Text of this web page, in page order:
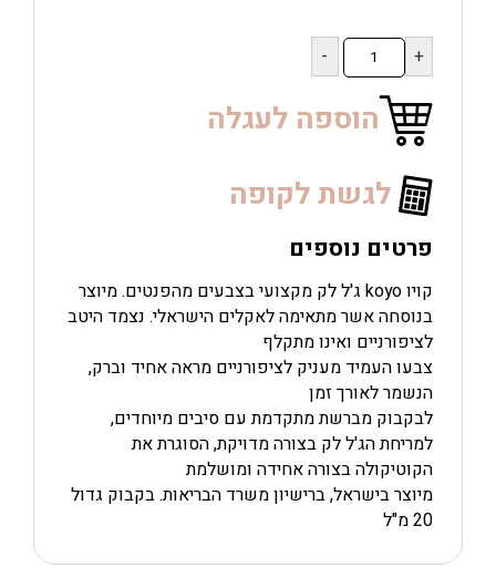
כמות
של
לק
ג'ל
קויו
–
KOYO
140
הוספה לעגלה
לגשת לקופה
פרטים נוספים
קויו koyo ג'ל לק מקצועי בצבעים מהפנטים. מיוצר
בנוסחה אשר מתאימה לאקלים הישראלי. נצמד היטב
לציפורניים ואינו מתקלף
צבעו העמיד מעניק לציפורניים מראה אחיד וברק,
הנשמר לאורך זמן
לבקבוק מברשת מתקדמת עם סיבים מיוחדים,
למריחת הג'ל לק בצורה מדויקת, הסוגרת את
הקוטיקולה בצורה אחידה ומושלמת
מיוצר בישראל, ברישיון משרד הבריאות. בקבוק גדול
20 מ"ל